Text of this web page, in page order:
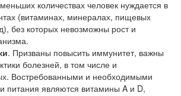
количествах человек нуждается в
(витаминах, минералах, пищевых
без которых невозможны рост и
. Призваны повысить иммунитет, важны
болезней, в том числе и
Востребованными и необходимыми
питания являются витамины A и D,